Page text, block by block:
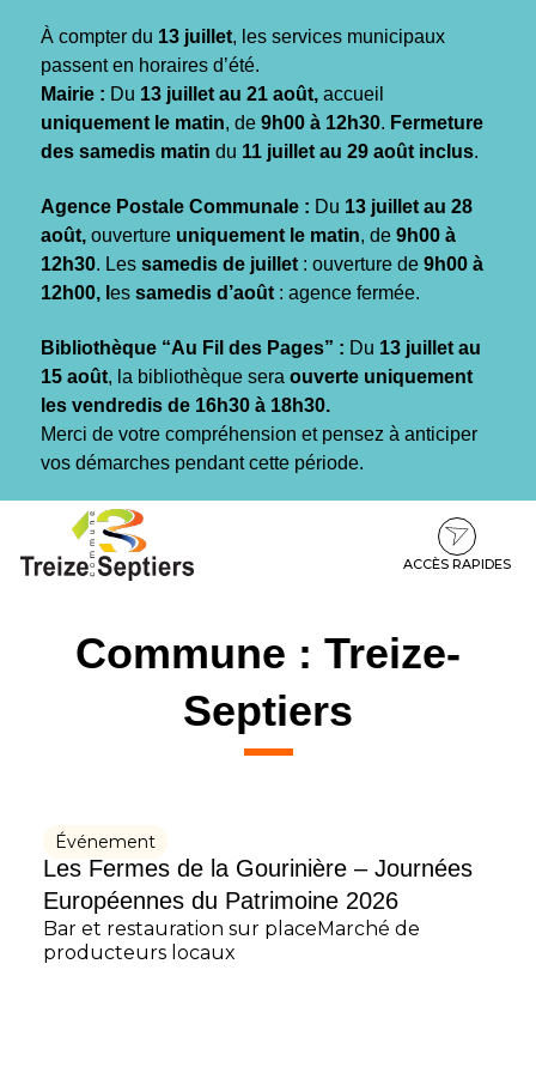
À compter du 13 juillet, les services municipaux
passent en horaires d’été.
Mairie : Du 13 juillet au 21 août, accueil
uniquement le matin, de 9h00 à 12h30. Fermeture
des samedis matin du 11 juillet au 29 août inclus.
Agence Postale Communale : Du 13 juillet au 28
août, ouverture uniquement le matin, de 9h00 à
12h30. Les samedis de juillet : ouverture de 9h00 à
12h00, l es samedis d’août : agence fermée.
Bibliothèque “Au Fil des Pages” : Du 13 juillet au
15 août, la bibliothèque sera ouverte uniquement
les vendredis de 16h30 à 18h30.
Merci de votre compréhension et pensez à anticiper
vos démarches pendant cette période.
contenu
pied
ACCÈS RAPIDES
Commune : Treize-
Septiers
Événement
Les Fermes de la Gourinière – Journées
Européennes du Patrimoine 2026
Bar et restauration sur placeMarché de
producteurs locaux